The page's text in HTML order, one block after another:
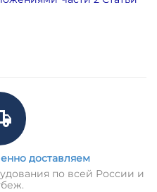
доставляем
по всей России и